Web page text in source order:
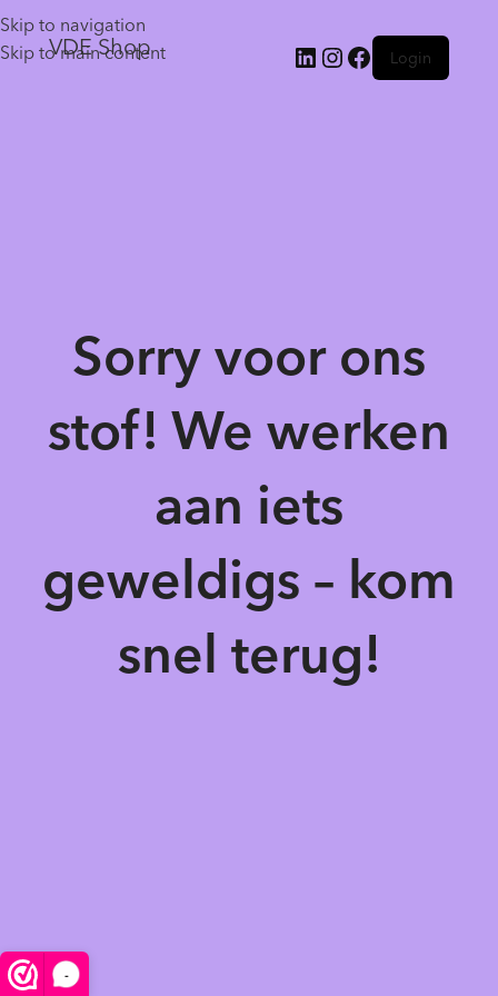
-
Skip to navigation
Skip to main content
VDE Shop Login
Sorry voor ons
stof! We werken
aan iets
geweldigs – kom
snel terug!